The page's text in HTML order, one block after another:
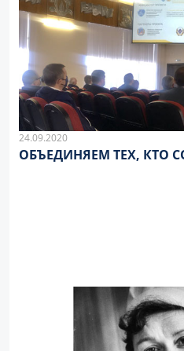
24.09.2020
ОБЪЕДИНЯЕМ ТЕХ, КТО